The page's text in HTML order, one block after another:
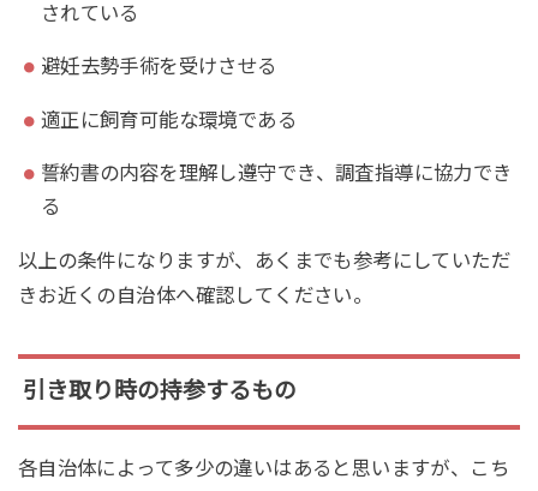
されている
避妊去勢手術を受けさせる
適正に飼育可能な環境である
誓約書の内容を理解し遵守でき、調査指導に協力でき
る
以上の条件になりますが、あくまでも参考にしていただ
きお近くの自治体へ確認してください。
引き取り時の持参するもの
各自治体によって多少の違いはあると思いますが、こち